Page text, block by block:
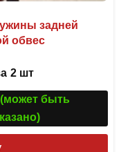
задней
обвес
2 шт
быть